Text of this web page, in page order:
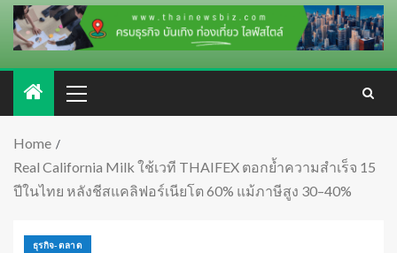
Home
Real California Milk ใช้เวที THAIFEX ตอกย้ำความสำเร็จ 15
ปีในไทย หลังชีสแคลิฟอร์เนียโต 60% แม้ภาษีสูง 30–40%
ธุรกิจ-ตลาด